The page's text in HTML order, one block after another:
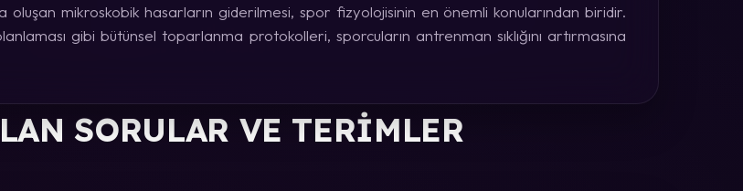
oluşan mikroskobik hasarların giderilmesi, spor fizyolojisinin en önemli konularından biridir.
gibi bütünsel toparlanma protokolleri, sporcuların antrenman sıklığını artırmasına
SORULAR VE TERIMLER